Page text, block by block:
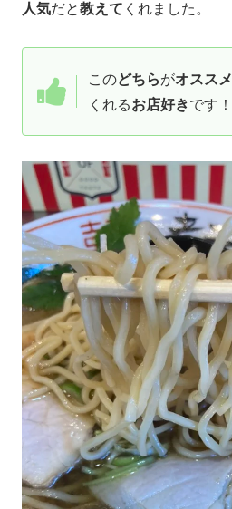
人気だと教えて くれました。
このどちらがオススメ
くれるお店好きです！